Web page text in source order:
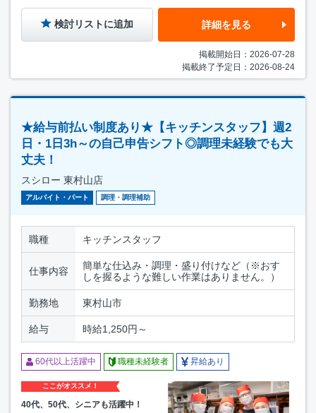
検討リストに追加 詳細を見る
掲載開始日：2026-07-28
掲載終了予定日：2026-08-24
★給与前払い制度あり★【キッチンスタッフ】週2
日・1日3h～の自己申告シフト◎調理未経験でも大
丈夫！
スシロー 東村山店
アルバイト・パート 調理・調理補助
職種 キッチンスタッフ
仕事内容
簡単な仕込み・調理・盛り付けなど（※おす
しを握るような難しい作業はありません。）
勤務地 東村山市
給与 時給1,250円～
60代以上活躍中 職種未経験者 昇給あり
ここがオススメ！
40代、50代、シニアも活躍中！